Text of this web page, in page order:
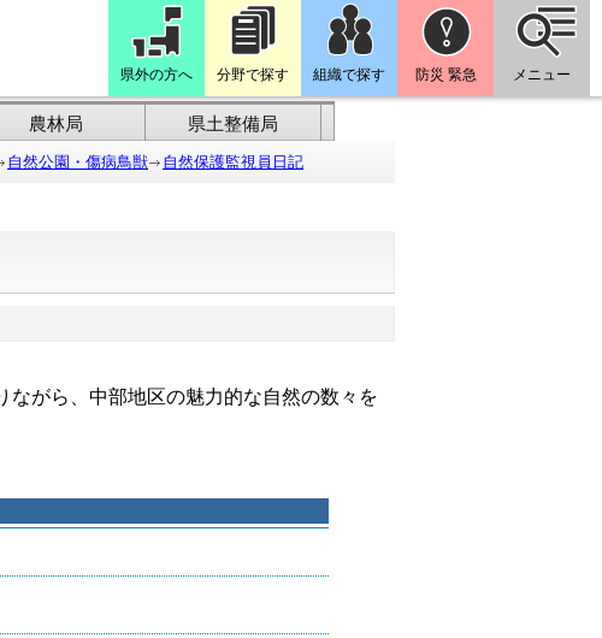
県外の方へ 分野で探す 組織で探す 防災 緊急 メニュー
農林局 県土整備局
自然公園・傷病鳥獣 自然保護監視員日記
がら、中部地区の魅力的な自然の数々を